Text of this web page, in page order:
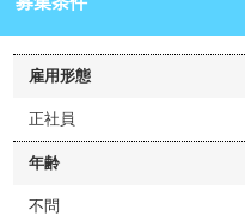
雇用形態
正社員
年齢
不問